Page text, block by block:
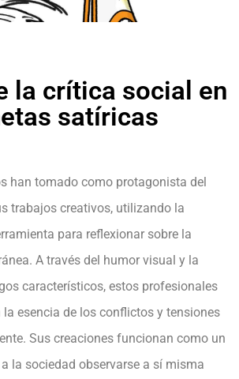
la crítica social en
satíricas
han tomado como protagonista del
trabajos creativos, utilizando la
para reflexionar sobre la
A través del humor visual y la
característicos, estos profesionales
esencia de los conflictos y tensiones
Sus creaciones funcionan como un
la sociedad observarse a sí misma